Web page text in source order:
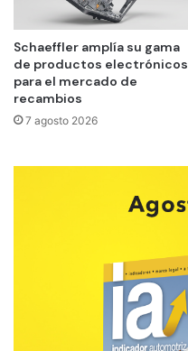
Schaeffler amplía su gama
de productos electrónicos
para el mercado de
recambios
7 agosto 2026